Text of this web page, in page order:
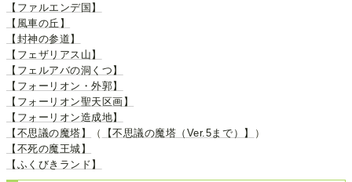
【ファルエンデ国】
【風車の丘】
【封神の参道】
【フェザリアス山】
【フェルアバの洞くつ】
【フォーリオン・外郭】
【フォーリオン聖天区画】
【フォーリオン造成地】
【不思議の魔塔】
（ 【不思議の魔塔（Ver.5まで）】
）
【不死の魔王城】
【ふくびきランド】